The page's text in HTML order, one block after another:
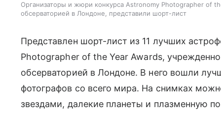
Организаторы и жюри конкурса Astronomy Photographer of
обсерваторией в Лондоне, представили шорт-лист
Представлен шорт-лист из 11 лучших
Photographer of the Year Awards,
обсерваторией в Лондоне. В него вошли
фотографов со всего мира. На снимках
звездами, далекие планеты и плазменную